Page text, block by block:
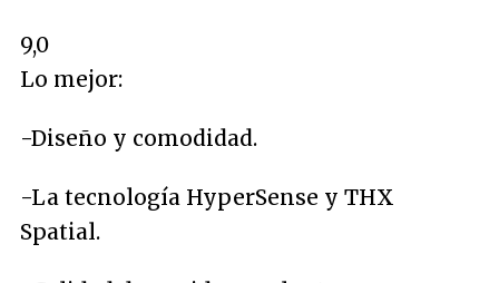
9,0
Lo mejor:
-Diseño y comodidad.
-La tecnología HyperSense y THX
Spatial.